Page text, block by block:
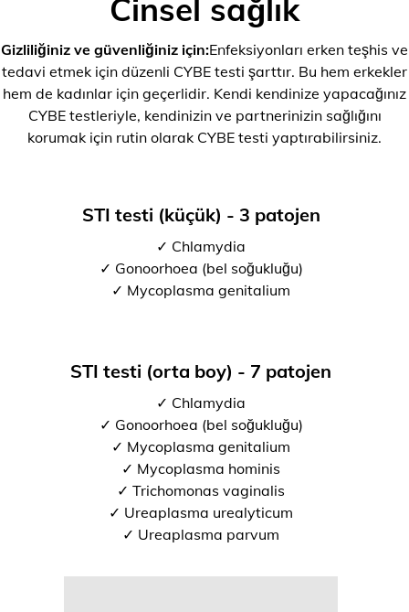
Cinsel sağlık
Gizliliğiniz ve güvenliğiniz için:Enfeksiyonları erken teşhis ve
tedavi etmek için düzenli CYBE testi şarttır. Bu hem erkekler
hem de kadınlar için geçerlidir. Kendi kendinize yapacağınız
CYBE testleriyle, kendinizin ve partnerinizin sağlığını
korumak için rutin olarak CYBE testi yaptırabilirsiniz.
STI testi (küçük) - 3 patojen
✓ Chlamydia
✓ Gonoorhoea (bel soğukluğu)
✓ Mycoplasma genitalium
STI testi (orta boy) - 7 patojen
✓ Chlamydia
✓ Gonoorhoea (bel soğukluğu)
✓ Mycoplasma genitalium
✓ Mycoplasma hominis
✓ Trichomonas vaginalis
✓ Ureaplasma urealyticum
✓ Ureaplasma parvum